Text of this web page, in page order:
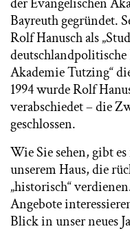
Bayreuth gegründet.
Rolf Hanusch als
deutschlandpolitische
Akademie Tutzing“
1994 wurde Rolf
verabschiedet – die
geschlossen.
Wie Sie sehen, gibt
unserem Haus, die
„historisch“
Angebote
Blick in unser neues